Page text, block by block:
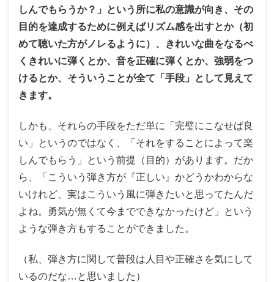
しんでもらうか？」という所に私の意識が向き、その
目的を達成するために例えばリズム感を出すとか（初
めて聴いた方がノレるように）、きれいな曲をなるべ
くきれいに弾くとか、音を正確に弾くとか、強弱をつ
けるとか、そういうことが全て「手段」として見えて
きます。
しかも、それらの手段をただ単に「完璧にこなせば良
い」というのではなく、「それをすることによって楽
しんでもらう」という前提（目的）があります。だか
ら、「こういう弾き方が『正しい』かどうかわからな
いけれど、実はこういう風に弾きたいと思ってたんだ
よね。勇気が無くて今までできなかったけど」という
ような弾き方もすることができました。
（私、弾き方に関して普段は人目や正確さを気にして
いるのだな…と思いました）